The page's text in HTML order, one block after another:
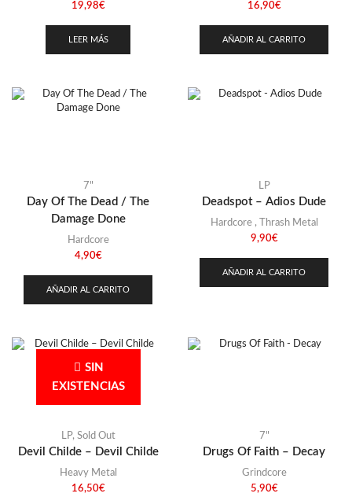
19,98€
LEER MÁS
16,90€
AÑADIR AL CARRITO
7"
Day Of The Dead / The
Damage Done
Hardcore
4,90€
AÑADIR AL CARRITO
LP
Deadspot – Adios Dude
Hardcore,
Thrash Metal
9,90€
AÑADIR AL CARRITO
SIN
EXISTENCIAS
LP, Sold Out
Devil Childe – Devil Childe
Heavy Metal
16,50€
7"
Drugs Of Faith – Decay
Grindcore
5,90€